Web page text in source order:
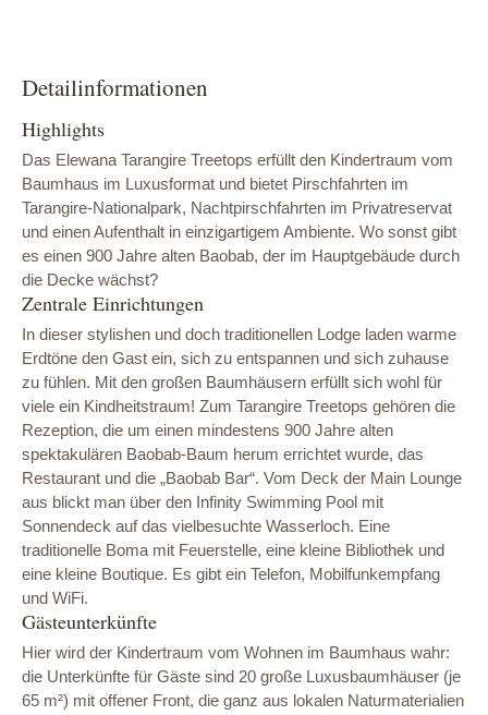
Detailinformationen
Highlights
Das Elewana Tarangire Treetops erfüllt den Kindertraum vom
Baumhaus im Luxusformat und bietet Pirschfahrten im
Tarangire-Nationalpark, Nachtpirschfahrten im Privatreservat
und einen Aufenthalt in einzigartigem Ambiente. Wo sonst gibt
es einen 900 Jahre alten Baobab, der im Hauptgebäude durch
die Decke wächst?
Zentrale Einrichtungen
In dieser stylishen und doch traditionellen Lodge laden warme
Erdtöne den Gast ein, sich zu entspannen und sich zuhause
zu fühlen. Mit den großen Baumhäusern erfüllt sich wohl für
viele ein Kindheitstraum! Zum Tarangire Treetops gehören die
Rezeption, die um einen mindestens 900 Jahre alten
spektakulären Baobab-Baum herum errichtet wurde, das
Restaurant und die „Baobab Bar“. Vom Deck der Main Lounge
aus blickt man über den Infinity Swimming Pool mit
Sonnendeck auf das vielbesuchte Wasserloch. Eine
traditionelle Boma mit Feuerstelle, eine kleine Bibliothek und
eine kleine Boutique. Es gibt ein Telefon, Mobilfunkempfang
und WiFi.
Gästeunterkünfte
Hier wird der Kindertraum vom Wohnen im Baumhaus wahr:
die Unterkünfte für Gäste sind 20 große Luxusbaumhäuser (je
65 m²) mit offener Front, die ganz aus lokalen Naturmaterialien